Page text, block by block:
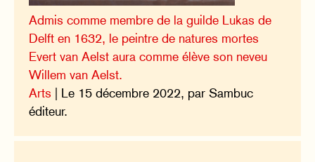
Admis comme membre de la guilde Lukas de
Delft en 1632, le peintre de natures mortes
Evert van Aelst aura comme élève son neveu
Willem van Aelst.
Arts | Le 15 décembre 2022, par Sambuc
éditeur.